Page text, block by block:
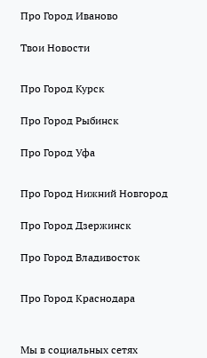
Про Город Иваново
Твои Новости
Про Город Курск
Про Город Рыбинск
Про Город Уфа
Про Город Нижний Новгород
Про Город Дзержинск
Про Город Владивосток
Про Город Краснодара
Мы в социальных сетях